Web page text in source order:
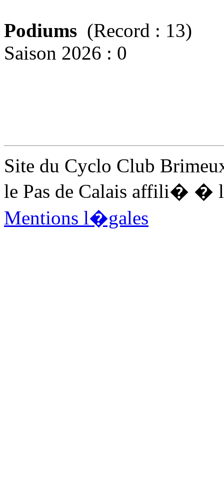
Podiums (Record : 13)
Saison 2026 : 0
Site du Cyclo Club
le Pas de Calais affili� �
Mentions l�gales